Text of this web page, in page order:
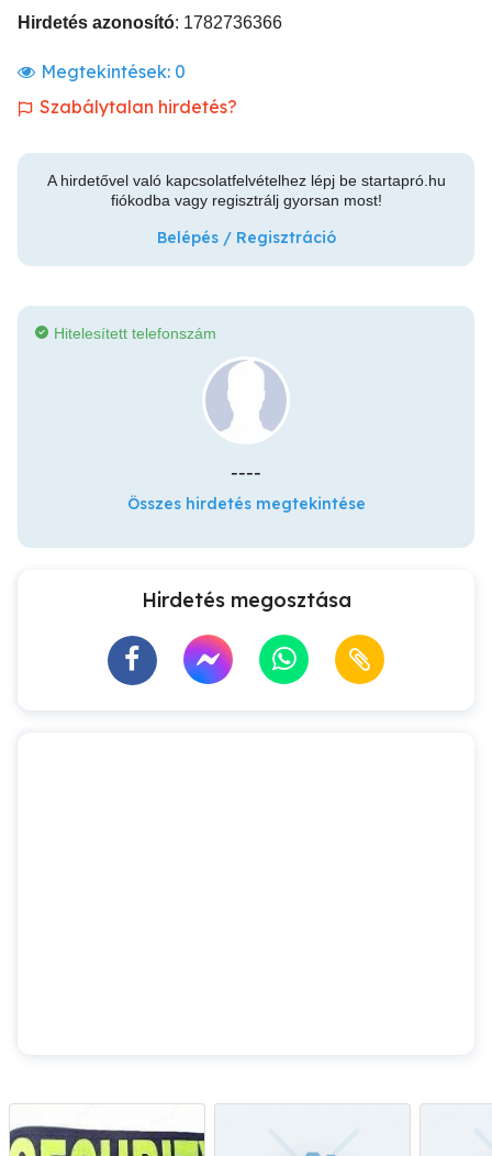
Hirdetés azonosító: 1782736366
Megtekintések: 0
Szabálytalan hirdetés?
A hirdetővel való kapcsolatfelvételhez lépj be startapró.hu
fiókodba vagy regisztrálj gyorsan most!
Belépés / Regisztráció
Hitelesített telefonszám
----
Összes hirdetés megtekintése
Hirdetés megosztása